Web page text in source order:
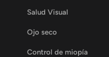
Salud Visual
Ojo seco
Control de miopía